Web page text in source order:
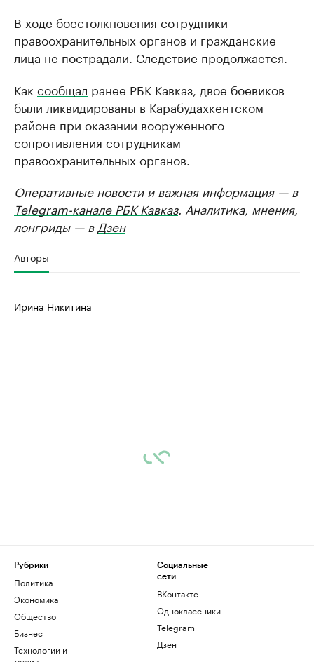
В ходе боестолкновения сотрудники
правоохранительных органов и гражданские
лица не пострадали. Следствие продолжается.
Как сообщал ранее РБК Кавказ, двое боевиков
были ликвидированы в Карабудахкентском
районе при оказании вооруженного
сопротивления сотрудникам
правоохранительных органов.
Оперативные новости и важная информация — в
Telegram-канале РБК Кавказ. Аналитика, мнения,
лонгриды — в Дзен
Авторы
Ирина Никитина
Рубрики
Политика
Экономика
Общество
Бизнес
Технологии и
Социальные
сети
ВКонтакте
Одноклассники
Telegram
Дзен